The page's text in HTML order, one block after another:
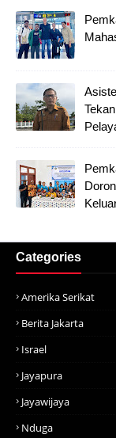
Categories
Amerika Serikat
Berita Jakarta
Israel
Jayapura
Jayawijaya
Nduga